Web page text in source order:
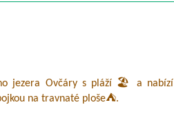
jezera Ovčáry s pláží 🏖️ a nabízí
na travnaté ploše⛺.